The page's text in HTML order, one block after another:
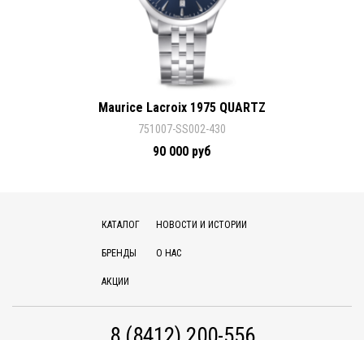
Maurice Lacroix 1975 QUARTZ
751007-SS002-430
90 000 руб
КАТАЛОГ
БРЕНДЫ
АКЦИИ
НОВОСТИ И ИСТОРИИ
О НАС